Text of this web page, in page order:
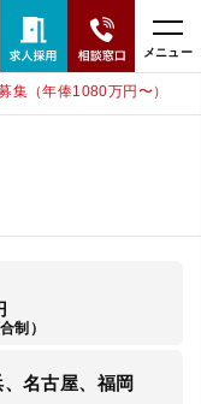
メニュー
集（年俸1080万円〜）
制）
名古屋、福岡